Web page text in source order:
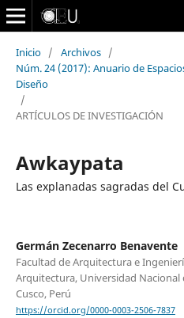
Inicio / Archivos /
Núm. 24 (2017): Anuario de
Diseño
/
ARTÍCULOS DE INVESTIGACIÓN
Awkaypata
Las explanadas sagradas del
Germán Zecenarro Benavente
Facultad de Arquitectura e
Arquitectura, Universidad Nacional
Cusco, Perú
https://orcid.org/0000-0003-2506-7837